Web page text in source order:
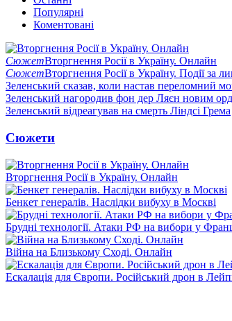
Популярні
Коментовані
СюжетВторгнення Росії в Україну. Онлайн
СюжетВторгнення Росії в Україну. Події за
Зеленський сказав, коли настав переломний
Зеленський нагородив фон дер Ляєн новим
Зеленський відреагував на смерть Ліндсі Грема
Сюжети
Вторгнення Росії в Україну. Онлайн
Бенкет генералів. Наслідки вибуху в Москві
Брудні технології. Атаки РФ на вибори у
Війна на Близькому Сході. Онлайн
Ескалація для Європи. Російський дрон в